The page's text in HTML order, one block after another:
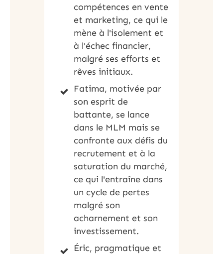
compétences en vente
et marketing, ce qui le
mène à l'isolement et
à l'échec financier,
malgré ses efforts et
rêves initiaux.
Fatima, motivée par
son esprit de
battante, se lance
dans le MLM mais se
confronte aux défis du
recrutement et à la
saturation du marché,
ce qui l'entraîne dans
un cycle de pertes
malgré son
acharnement et son
investissement.
Éric, pragmatique et